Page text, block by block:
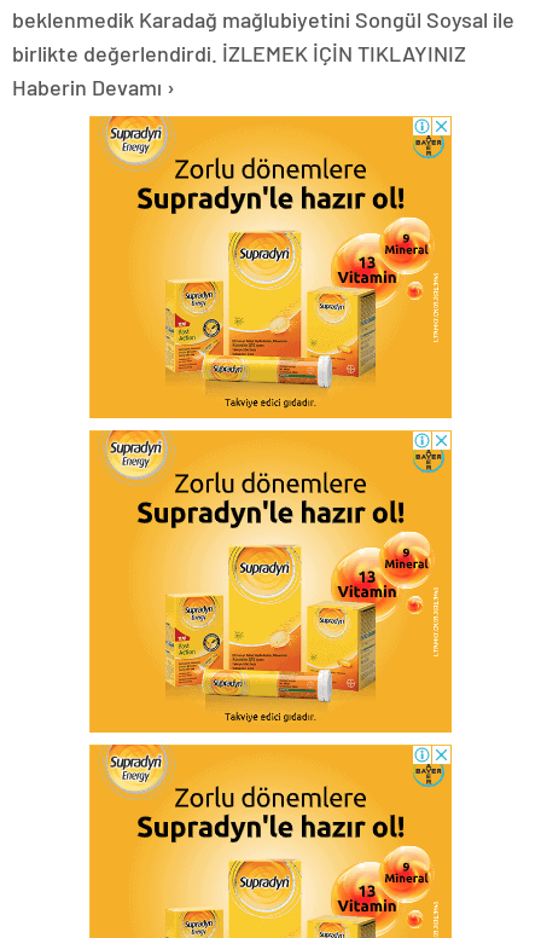
beklenmedik Karadağ mağlubiyetini Songül Soysal ile
birlikte değerlendirdi. İZLEMEK İÇİN TIKLAYINIZ
Haberin Devamı ›